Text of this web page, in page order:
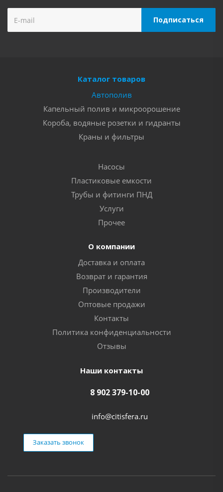
Каталог товаров
Автополив
Капельный полив и микроорошение
Короба, водяные розетки и гидранты
Краны и фильтры
Насосы
Пластиковые емкости
Трубы и фитинги ПНД
Услуги
Прочее
О компании
Доставка и оплата
Возврат и гарантия
Производители
Оптовые продажи
Контакты
Политика конфиденциальности
Отзывы
Наши контакты
8 902 379-10-00
info@citisfera.ru
Заказать звонок